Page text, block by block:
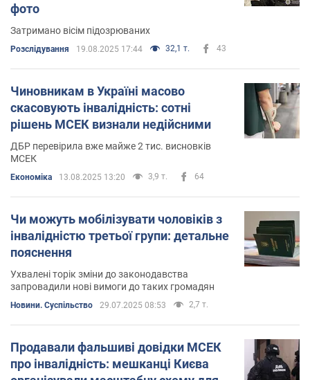
фото
Затримано вісім підозрюваних
Розслідування 19.08.2025 17:44 32,1 т. 43
Чиновникам в Україні масово
скасовують інвалідність: сотні
рішень МСЕК визнали недійсними
ДБР перевірила вже майже 2 тис. висновків
МСЕК
Економіка 13.08.2025 13:20 3,9 т. 64
Чи можуть мобілізувати чоловіків з
інвалідністю третьої групи: детальне
пояснення
Ухвалені торік зміни до законодавства
запровадили нові вимоги до таких громадян
Новини. Суспільство 29.07.2025 08:53 2,7 т.
Продавали фальшиві довідки МСЕК
про інвалідність: мешканці Києва